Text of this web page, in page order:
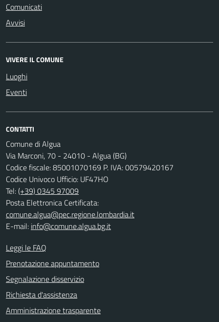
Comunicati
Avvisi
VIVERE IL COMUNE
Luoghi
Eventi
CONTATTI
Comune di Algua
Via Marconi, 70 - 24010 - Algua (BG)
Codice fiscale: 85001070169 P. IVA: 00579420167
Codice Univoco Ufficio: UF47HO
Tel:(+39) 0345 97009
Posta Elettronica Certificata:
comune.algua@pec.regione.lombardia.it
E-mail: info@comune.algua.bg.it
Leggi le FAQ
Prenotazione appuntamento
Segnalazione disservizio
Richiesta d'assistenza
Amministrazione trasparente